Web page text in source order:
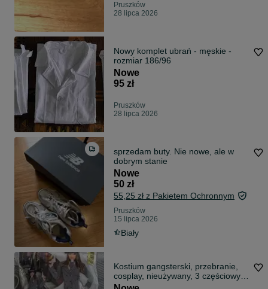
Pruszków
28 lipca 2026
Nowy komplet ubrań - męskie -
rozmiar 186/96
Nowe
95 zł
Pruszków
28 lipca 2026
sprzedam buty. Nie nowe, ale w
dobrym stanie
Nowe
50 zł
55,25 zł z Pakietem Ochronnym
Pruszków
15 lipca 2026
Biały
Kostium gangsterski, przebranie,
cosplay, nieużywany, 3 częściowy,
XL